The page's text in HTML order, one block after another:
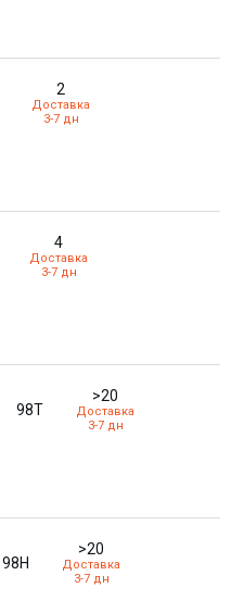
2
Доставка
3-7 дн
4
Доставка
3-7 дн
98T
>20
Доставка
3-7 дн
98H
>20
Доставка
3-7 дн